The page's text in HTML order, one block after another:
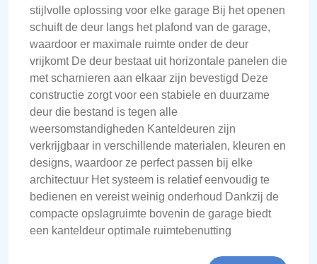
stijlvolle oplossing voor elke garage Bij het openen
schuift de deur langs het plafond van de garage,
waardoor er maximale ruimte onder de deur
vrijkomt De deur bestaat uit horizontale panelen die
met scharnieren aan elkaar zijn bevestigd Deze
constructie zorgt voor een stabiele en duurzame
deur die bestand is tegen alle
weersomstandigheden Kanteldeuren zijn
verkrijgbaar in verschillende materialen, kleuren en
designs, waardoor ze perfect passen bij elke
architectuur Het systeem is relatief eenvoudig te
bedienen en vereist weinig onderhoud Dankzij de
compacte opslagruimte bovenin de garage biedt
een kanteldeur optimale ruimtebenutting